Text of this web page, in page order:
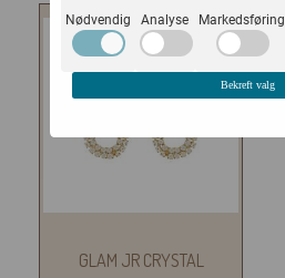
GLAM JR CRYSTAL
Nødvendig Analyse Markedsføring
Bekreft valg